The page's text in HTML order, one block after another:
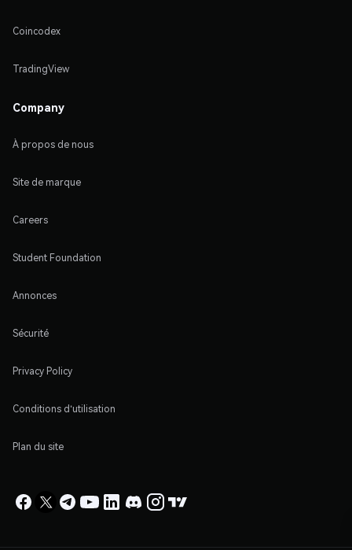
Coincodex
TradingView
Company
À propos de nous
Site de marque
Careers
Student Foundation
Annonces
Sécurité
Privacy Policy
Conditions d'utilisation
Plan du site